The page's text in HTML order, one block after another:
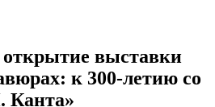
выставки
к 300-летию со
Канта»